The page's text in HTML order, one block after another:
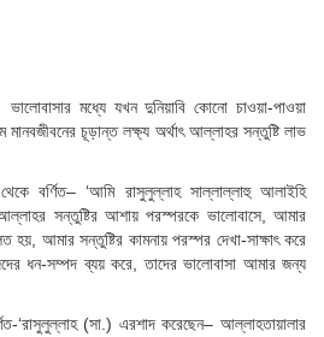
মধ্যে যখন দুনিয়াবি কোনো চাওয়া-পাওয়া
মানবজীবনের চূড়ান্ত লক্ষ্য অর্থাৎ আল্লাহর সন্তুষ্টি লাভ
বর্ণিত– ‘আমি রাসুলুল্লাহ সাল্লাল্লাহু আলাইহি
সন্তুষ্টির আশায় পরস্পরকে ভালোবাসে, আমার
হয়, আমার সন্তুষ্টির কামনায় পরস্পর দেখা-সাক্ষাৎ করে
ধন-সম্পদ ব্যয় করে, তাদের ভালোবাসা আমার জন্য
‘রাসুলুল্লাহ (সা.) এরশাদ করেছেন– আল্লাহতায়ালার